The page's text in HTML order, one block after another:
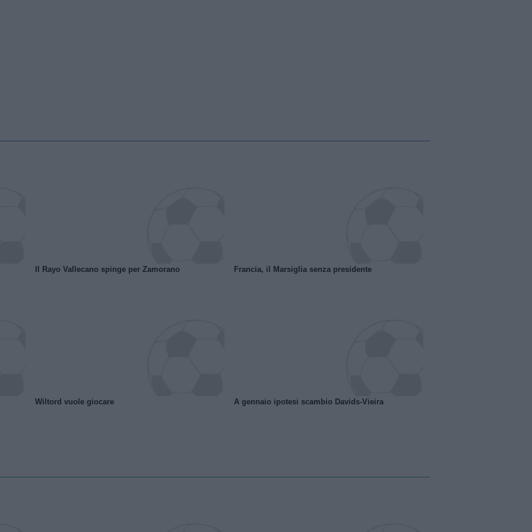
Il Rayo Vallecano spinge per Zamorano Francia, il Marsiglia senza presidente
Wiltord vuole giocare A gennaio ipotesi scambio Davids-Vieira